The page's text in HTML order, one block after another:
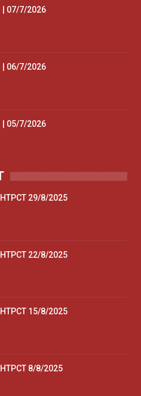
| 07/7/2026
| 06/7/2026
| 05/7/2026
29/8/2025
22/8/2025
15/8/2025
8/8/2025